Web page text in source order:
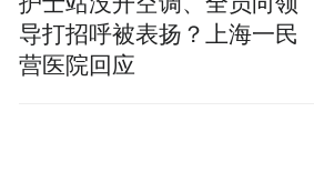
导打招呼被表扬？上海一民
营医院回应